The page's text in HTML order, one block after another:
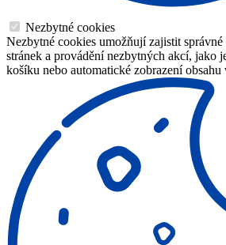
Nezbytné cookies
Nezbytné cookies umožňují zajistit
stránek a provádění nezbytných akcí, jako
košíku nebo automatické zobrazení